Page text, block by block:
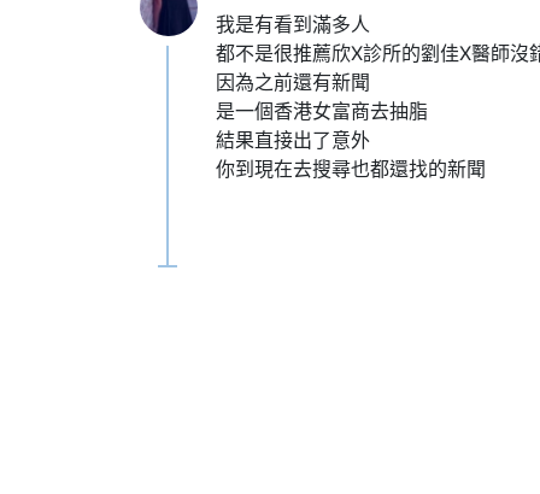
我是有看到滿多人
都不是很推薦欣X診所的劉佳X醫師沒
因為之前還有新聞
是一個香港女富商去抽脂
結果直接出了意外
你到現在去搜尋也都還找的新聞